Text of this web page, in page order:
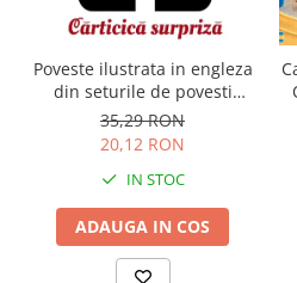
Poveste ilustrata in engleza
din seturile de povesti
Usborne
35,29 RON
20,12 RON
IN STOC
ADAUGA IN COS